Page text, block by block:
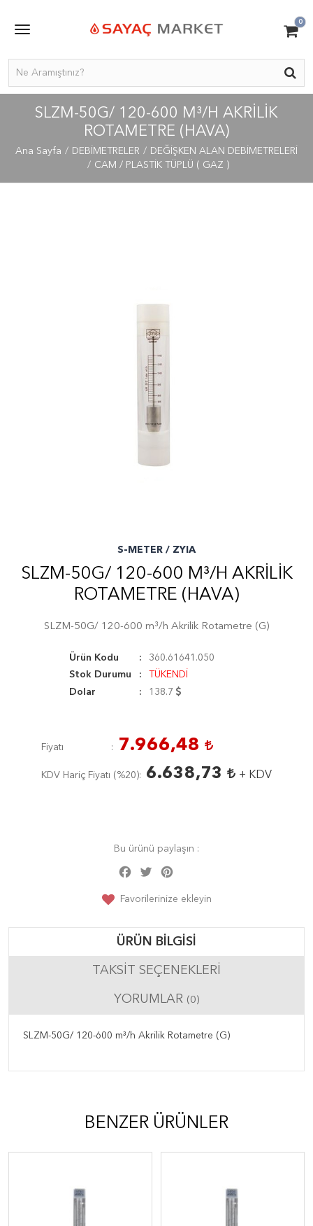
0
SLZM-50G/ 120-600 M³/H AKRILIK
ROTAMETRE (HAVA)
Ana Sayfa DEBİMETRELER
DEĞİŞKEN ALAN DEBİMETRELERİ
CAM / PLASTİK TÜPLÜ ( GAZ )
S-METER / ZYIA
SLZM-50G/ 120-600 M³/H AKRILIK
ROTAMETRE (HAVA)
SLZM-50G/ 120-600 m³/h Akrilik Rotametre (G)
Ürün Kodu
360.61641.050
Stok Durumu
TÜKENDİ
Dolar
138.7
Fiyatı 7.966,48
KDV Hariç Fiyatı ( %20 ) 6.638,73 + KDV
Bu ürünü paylaşın :
Facebook
Twitter
Favorilerinize ekleyin
ÜRÜN BILGISI
TAKSIT SEÇENEKLERI
YORUMLAR (0)
SLZM-50G/ 120-600 m³/h Akrilik Rotametre (G)
BENZER ÜRÜNLER